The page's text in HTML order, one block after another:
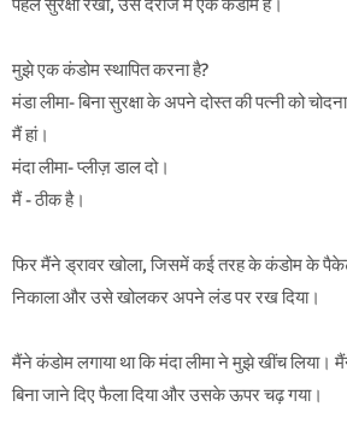
पहले सुरक्षा रखी, उस दराज में एक कंडोम है।
मुझे एक कंडोम स्थापित करना है?
मंडा लीमा- बिना सुरक्षा के अपने दोस्त की पत्नी को
मैं हां।
मंदा लीमा- प्लीज़ डाल दो।
मैं - ठीक है।
फिर मैंने ड्रावर खोला, जिसमें कई तरह के कंडोम के
निकाला और उसे खोलकर अपने लंड पर रख दिया।
मैंने कंडोम लगाया था कि मंदा लीमा ने मुझे खींच लिया।
बिना जाने दिए फैला दिया और उसके ऊपर चढ़ गया।